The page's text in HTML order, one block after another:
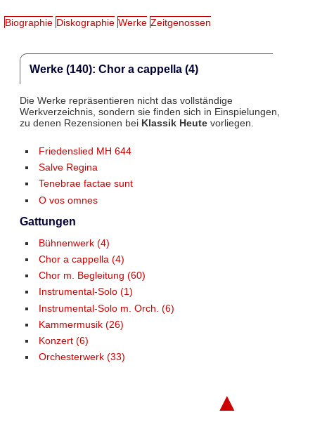
Biographie Diskographie Werke Zeitgenossen
Werke (140): Chor a cappella (4)
Die Werke repräsentieren nicht das vollständige
Werkverzeichnis, sondern sie finden sich in Einspielungen,
zu denen Rezensionen bei Klassik Heutevorliegen.
Friedenslied MH 644
Salve Regina
Tenebrae factae sunt
O vos omnes
Gattungen
Bühnenwerk (4)
Chor a cappella (4)
Chor m. Begleitung (60)
Instrumental-Solo (1)
Instrumental-Solo m. Orch. (6)
Kammermusik (26)
Konzert (6)
Orchesterwerk (33)
▲